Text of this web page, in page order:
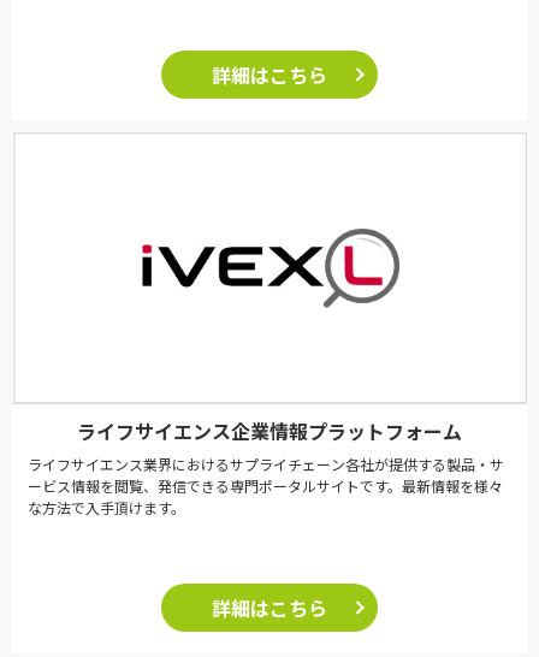
詳細はこちら
ライフサイエンス企業情報プラットフォーム
ライフサイエンス業界におけるサプライチェーン各社が提供する製品・サ
ービス情報を閲覧、発信できる専門ポータルサイトです。最新情報を様々
な方法で入手頂けます。
詳細はこちら